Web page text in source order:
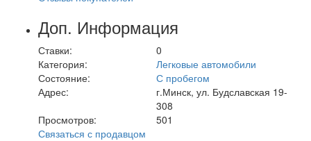
Доп. Информация
Ставки:
0
Категория:
Легковые автомобили
Состояние:
С пробегом
Адрес:
г.Минск, ул. Будславская 19-
308
Просмотров:
501
Связаться с продавцом